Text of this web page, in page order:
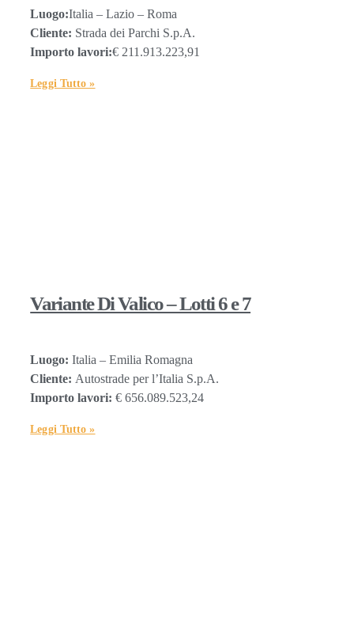
Luogo:Italia – Lazio – Roma
Cliente: Strada dei Parchi S.p.A.
Importo lavori:€ 211.913.223,91
Leggi Tutto »
Variante Di Valico – Lotti 6 e 7
Luogo:Italia – Emilia Romagna
Cliente: Autostrade per l’Italia S.p.A.
Importo lavori:€ 656.089.523,24
Leggi Tutto »